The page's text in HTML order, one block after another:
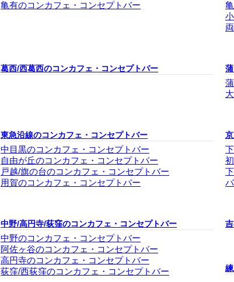
亀有のコンカフェ・コンセプトバー
葛西/西葛西のコンカフェ・コンセプトバー
東急沿線のコンカフェ・コンセプトバー
中目黒のコンカフェ・コンセプトバー
自由が丘のコンカフェ・コンセプトバー
戸越/旗の台のコンカフェ・コンセプトバー
用賀のコンカフェ・コンセプトバー
中野/高円寺/荻窪のコンカフェ・コンセプトバー
中野のコンカフェ・コンセプトバー
阿佐ヶ谷のコンカフェ・コンセプトバー
高円寺のコンカフェ・コンセプトバー
荻窪/西荻窪のコンカフェ・コンセプトバー